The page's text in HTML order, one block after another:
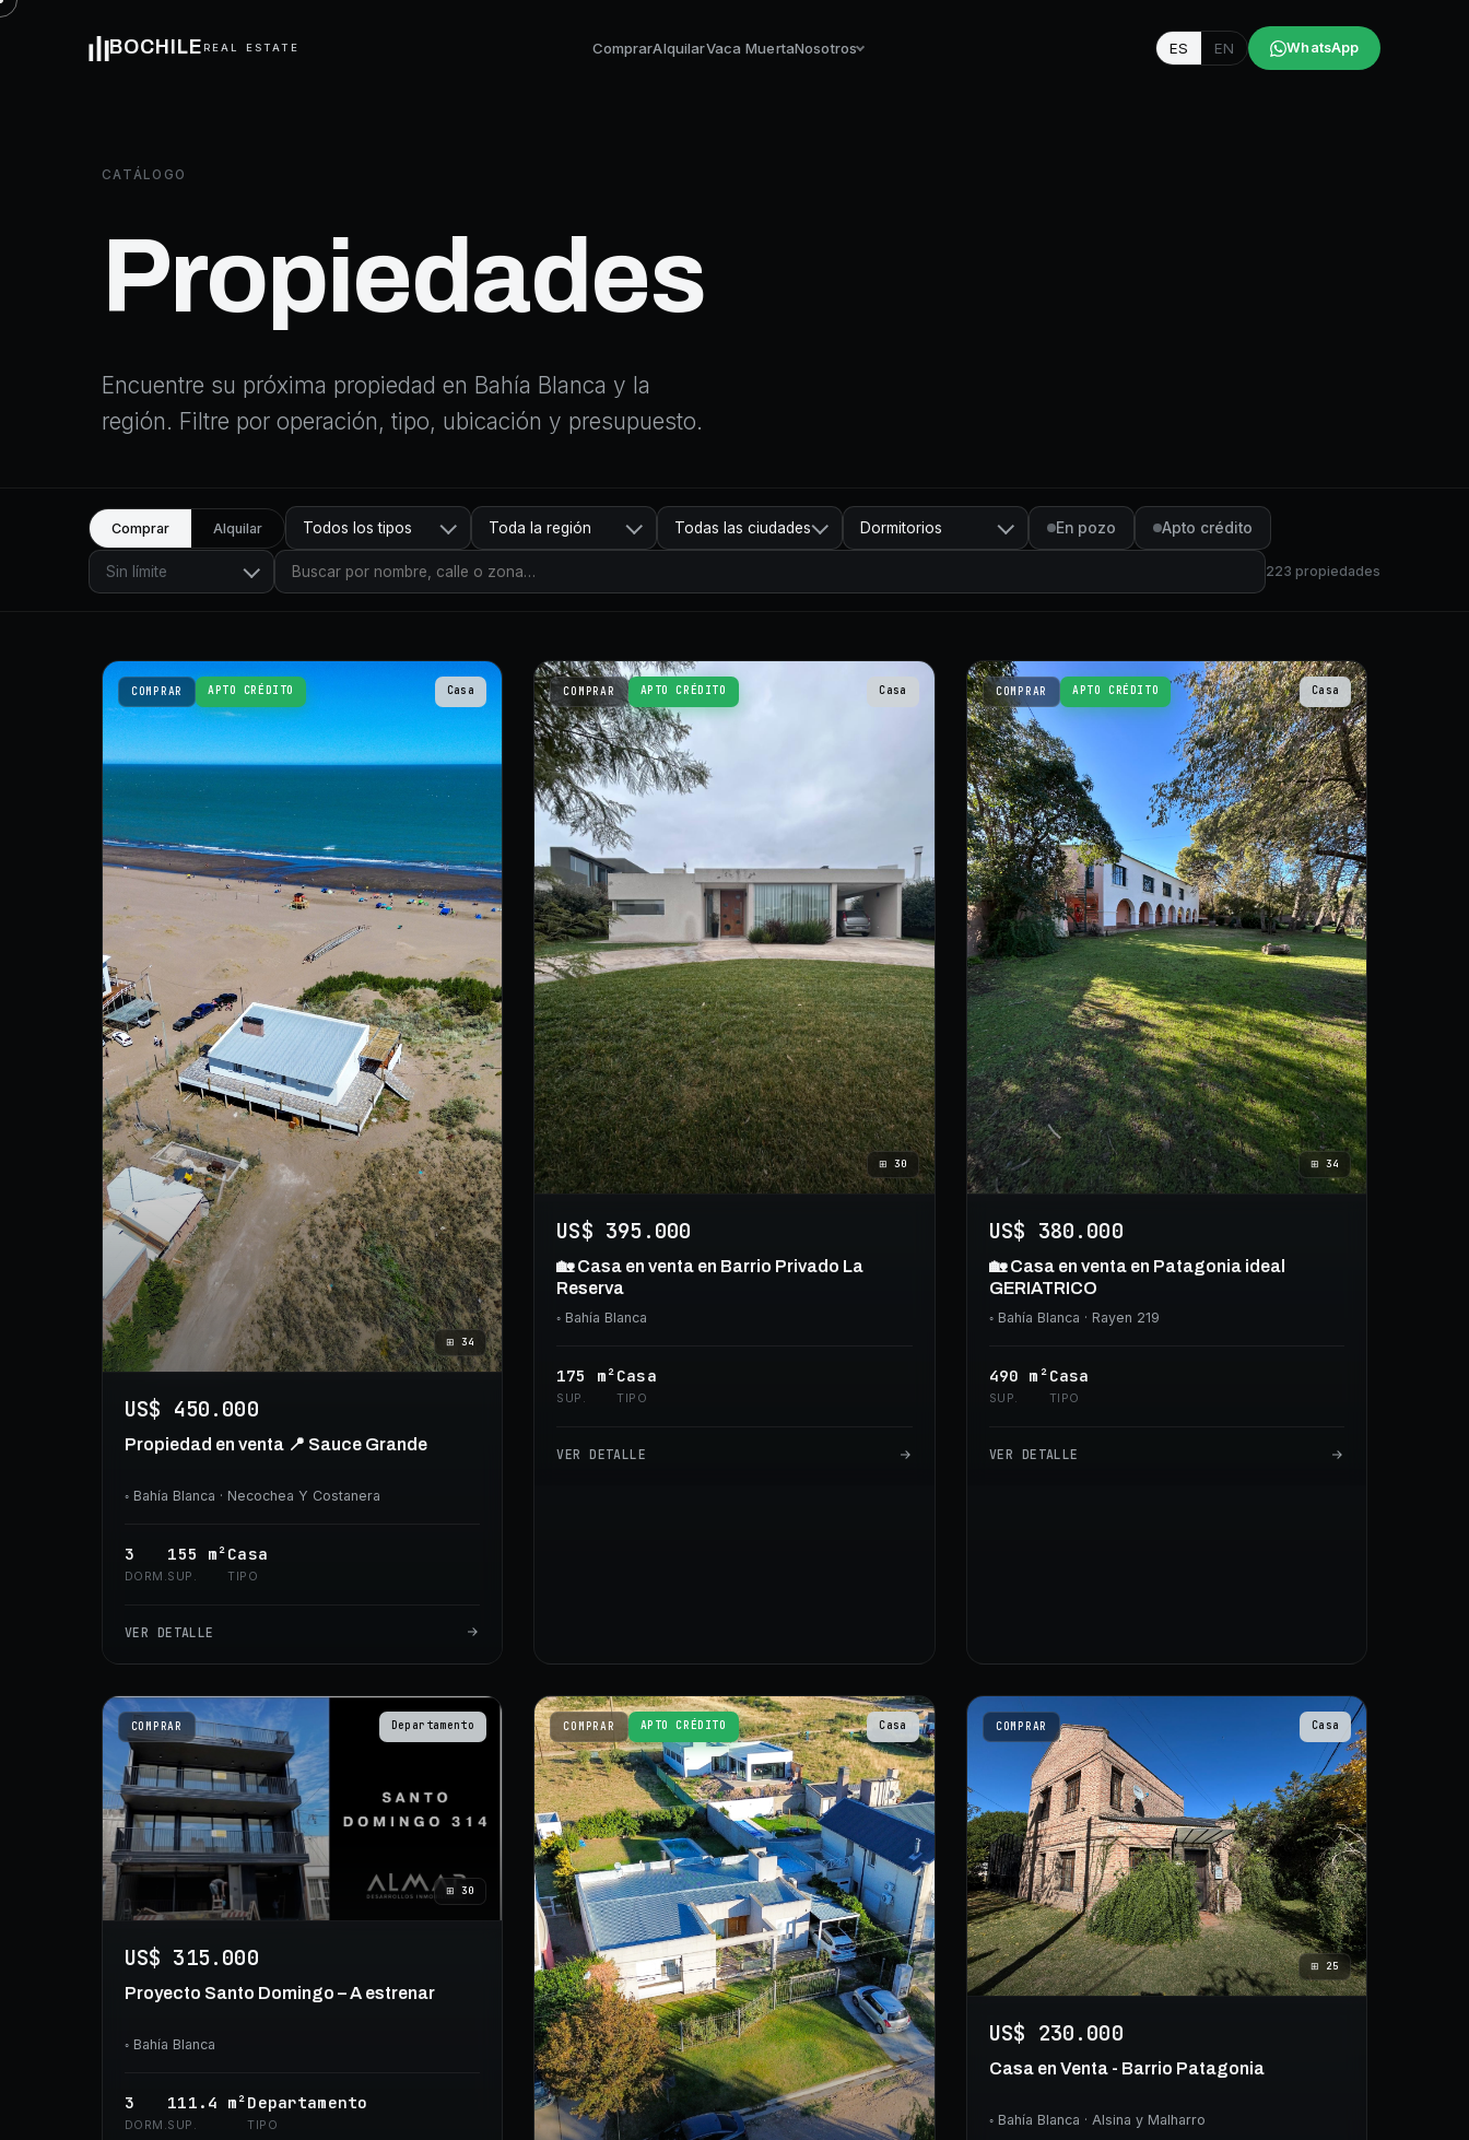
BOCHILE REAL ESTATE ComprarAlquilarVaca MuertaNosotros ES EN WhatsApp
CATÁLOGO
Propiedades
Encuentre su próxima propiedad en Bahía Blanca y la
región. Filtre por operación, tipo, ubicación y presupuesto.
Comprar Alquilar Todos los tipos Toda la región Todas las ciudades Dormitorios En pozo Apto crédito
Sin límite 223 propiedades
COMPRAR APTO CRÉDITO Casa
⊞34
US$ 450.000
Propiedad en venta 📍 Sauce Grande
◦ Bahía Blanca · Necochea Y Costanera
3
DORM.
155 m²
SUP.
Casa
TIPO
VER DETALLE
COMPRAR APTO CRÉDITO Casa
⊞ 30
US$ 395.000
🏡 Casa en venta en Barrio Privado La
Reserva
◦ Bahía Blanca
175 m²
SUP.
Casa
TIPO
VER DETALLE
COMPRAR APTO CRÉDITO Casa
⊞34
US$ 380.000
🏡 Casa en venta en Patagonia ideal
GERIATRICO
◦ Bahía Blanca · Rayen 219
490 m²
SUP.
Casa
TIPO
VER DETALLE
COMPRAR Departamento
⊞30
US$ 315.000
Proyecto Santo Domingo – A estrenar
◦ Bahía Blanca
3
DORM.
111.4 m²
SUP.
Departamento
TIPO
COMPRAR APTO CRÉDITO Casa COMPRAR Casa
⊞ 25
US$ 230.000
Casa en Venta - Barrio Patagonia
◦ Bahía Blanca · Alsina y Malharro